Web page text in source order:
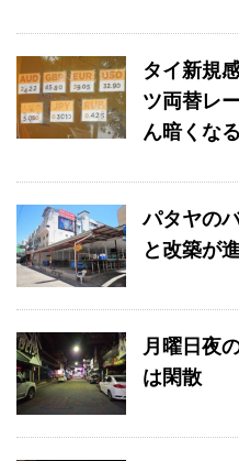
タイ新規
ツ両替レ
ん暗くな
パタヤの
と改築が
月曜日夜
は閑散